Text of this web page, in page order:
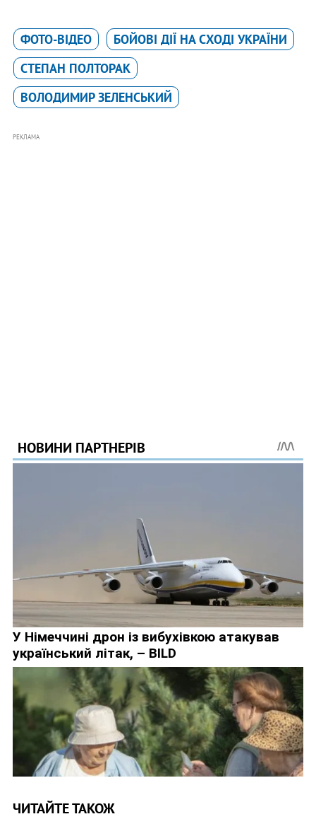
ФОТО-ВІДЕО
БОЙОВІ ДІЇ НА СХОДІ УКРАЇНИ
СТЕПАН ПОЛТОРАК
ВОЛОДИМИР ЗЕЛЕНСЬКИЙ
РЕКЛАМА
ЧИТАЙТЕ ТАКОЖ